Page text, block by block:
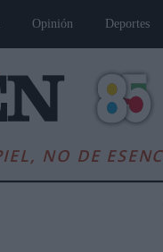
Opinión Deportes
NO DE